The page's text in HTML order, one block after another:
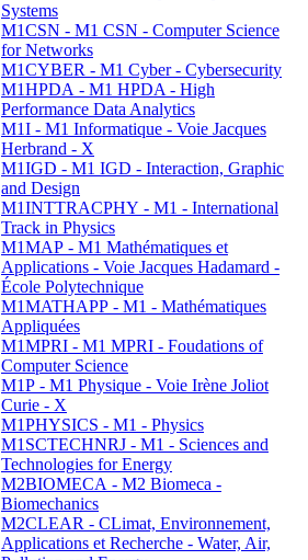
Systems
M1CSN - M1 CSN - Computer Science
for Networks
M1CYBER - M1 Cyber - Cybersecurity
M1HPDA - M1 HPDA - High
Performance Data Analytics
M1I - M1 Informatique - Voie Jacques
Herbrand - X
M1IGD - M1 IGD - Interaction, Graphic
and Design
M1INTTRACPHY - M1 - International
Track in Physics
M1MAP - M1 Mathématiques et
Applications - Voie Jacques Hadamard -
École Polytechnique
M1MATHAPP - M1 - Mathématiques
Appliquées
M1MPRI - M1 MPRI - Foudations of
Computer Science
M1P - M1 Physique - Voie Irène Joliot
Curie - X
M1PHYSICS - M1 - Physics
M1SCTECHNRJ - M1 - Sciences and
Technologies for Energy
M2BIOMECA - M2 Biomeca -
Biomechanics
M2CLEAR - CLimat, Environnement,
Applications et Recherche - Water, Air,